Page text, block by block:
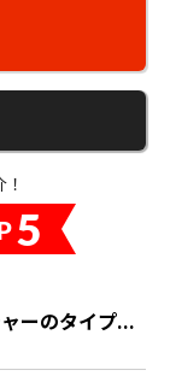
5
ーのタイプ...